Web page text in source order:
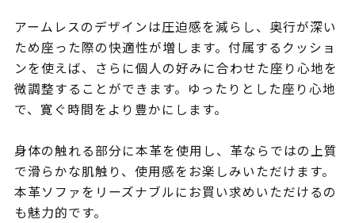
アームレスのデザインは圧迫感を減らし、奥行が深い
ため座った際の快適性が増します。付属するクッショ
ンを使えば、さらに個人の好みに合わせた座り心地を
微調整することができます。ゆったりとした座り心地
で、寛ぐ時間をより豊かにします。
身体の触れる部分に本革を使用し、革ならではの上質
で滑らかな肌触り、使用感をお楽しみいただけます。
本革ソファをリーズナブルにお買い求めいただけるの
も魅力的です。